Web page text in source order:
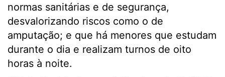
normas sanitárias e de segurança,
desvalorizando riscos como o de
amputação; e que há menores que estudam
durante o dia e realizam turnos de oito
horas à noite.